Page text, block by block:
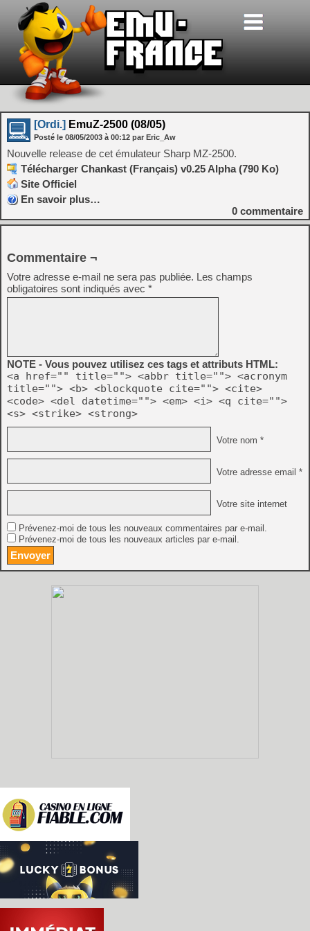
[Ordi.] EmuZ-2500 (08/05)
Posté le 08/05/2003 à 00:12 par Eric_Aw
Nouvelle release de cet émulateur Sharp MZ-2500.
Télécharger Chankast (Français) v0.25 Alpha (790 Ko)
Site Officiel
En savoir plus…
0 commentaire
Commentaire ¬
Votre adresse e-mail ne sera pas publiée. Les champs
obligatoires sont indiqués avec *
NOTE - Vous pouvez utilisez ces tags et attributs HTML:
<a href="" title=""> <abbr title=""> <acronym
title=""> <b> <blockquote cite=""> <cite>
<code> <del datetime=""> <em> <i> <q cite="">
<s> <strike> <strong>
Votre nom *
Votre adresse email *
Votre site internet
Prévenez-moi de tous les nouveaux commentaires par e-mail.
Prévenez-moi de tous les nouveaux articles par e-mail.